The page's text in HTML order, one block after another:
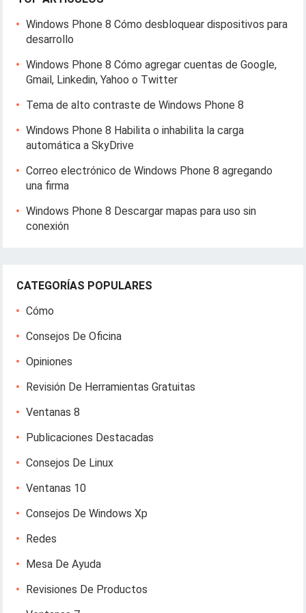
Windows Phone 8 Cómo desbloquear dispositivos para
desarrollo
Windows Phone 8 Cómo agregar cuentas de Google,
Gmail, Linkedin, Yahoo o Twitter
Tema de alto contraste de Windows Phone 8
Windows Phone 8 Habilita o inhabilita la carga
automática a SkyDrive
Correo electrónico de Windows Phone 8 agregando
una firma
Windows Phone 8 Descargar mapas para uso sin
conexión
CATEGORÍAS POPULARES
Cómo
Consejos De Oficina
Opiniones
Revisión De Herramientas Gratuitas
Ventanas 8
Publicaciones Destacadas
Consejos De Linux
Ventanas 10
Consejos De Windows Xp
Redes
Mesa De Ayuda
Revisiones De Productos